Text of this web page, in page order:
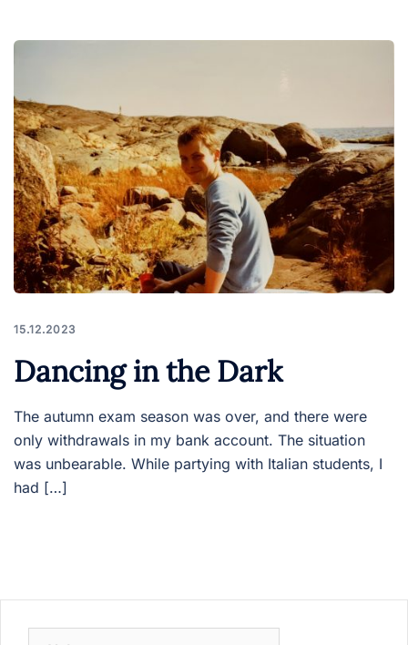
15.12.2023
Dancing in the Dark
The autumn exam season was over, and there were
only withdrawals in my bank account. The situation
was unbearable. While partying with Italian students, I
had […]